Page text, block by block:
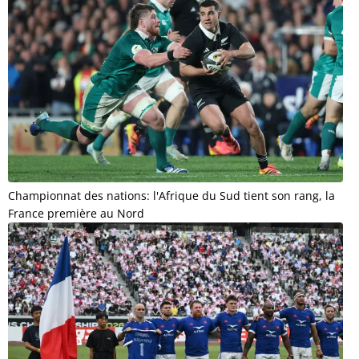
Championnat des nations: l'Afrique du Sud tient son rang, la
France première au Nord